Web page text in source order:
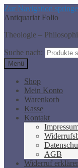
Zur Navigation
Antiquariat Folio
Theologie –
Suche nach:
Menü
Shop
Mein Konto
Warenkorb
Kasse
Kontakt
AGB
Widerruf